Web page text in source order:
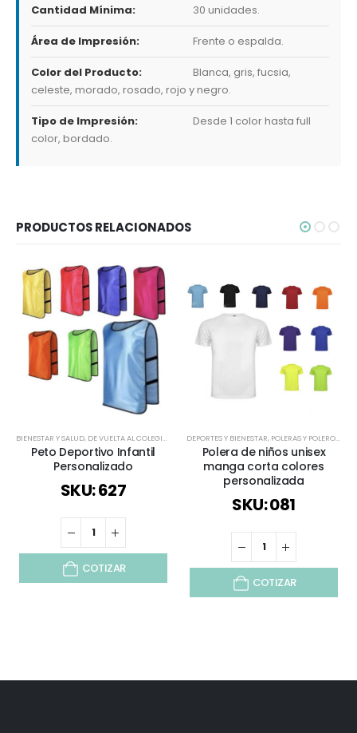
Cantidad Mínima: 30 unidades.
Área de Impresión: Frente o espalda.
Color del Producto:
Blanca, gris, fucsia,
celeste, morado, rosado, rojo y negro.
Tipo de Impresión:
Desde 1 color hasta full
color, bordado.
PRODUCTOS RELACIONADOS
BIENESTAR Y SALUD, DE VUELTA AL COLEGIO DEPORTES Y BIENESTAR,INFANTIL Y JUVENIL,
Peto Deportivo Infantil
Personalizado
SKU: 627
COTIZAR
DEPORTES Y BIENESTAR, POLERAS Y POLERONES
Polera de niños unisex
manga corta colores
personalizada
SKU: 081
COTIZAR